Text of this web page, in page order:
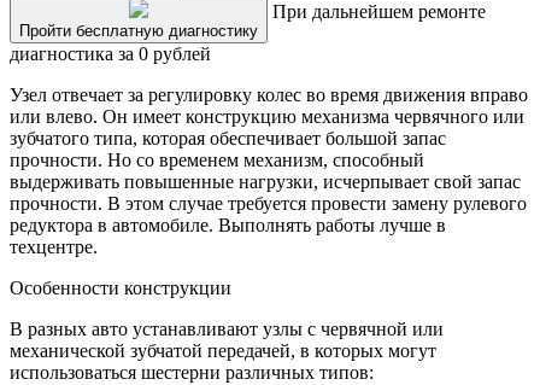
Пройти бесплатную диагностику
При дальнейшем ремонте
диагностика за 0 рублей
Узел отвечает за регулировку колес во время движения вправо
или влево. Он имеет конструкцию механизма червячного или
зубчатого типа, которая обеспечивает большой запас
прочности. Но со временем механизм, способный
выдерживать повышенные нагрузки, исчерпывает свой запас
прочности. В этом случае требуется провести замену рулевого
редуктора в автомобиле. Выполнять работы лучше в
техцентре.
Особенности конструкции
В разных авто устанавливают узлы с червячной или
механической зубчатой передачей, в которых могут
использоваться шестерни различных типов: